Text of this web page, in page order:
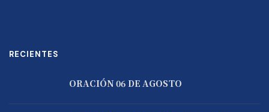
RECIENTES
ORACIÓN 06 DE AGOSTO